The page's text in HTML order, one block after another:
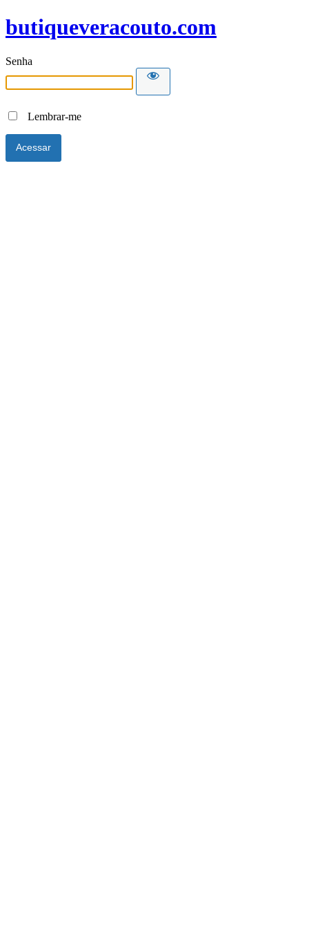
butiqueveracouto.com
Senha
Lembrar-me